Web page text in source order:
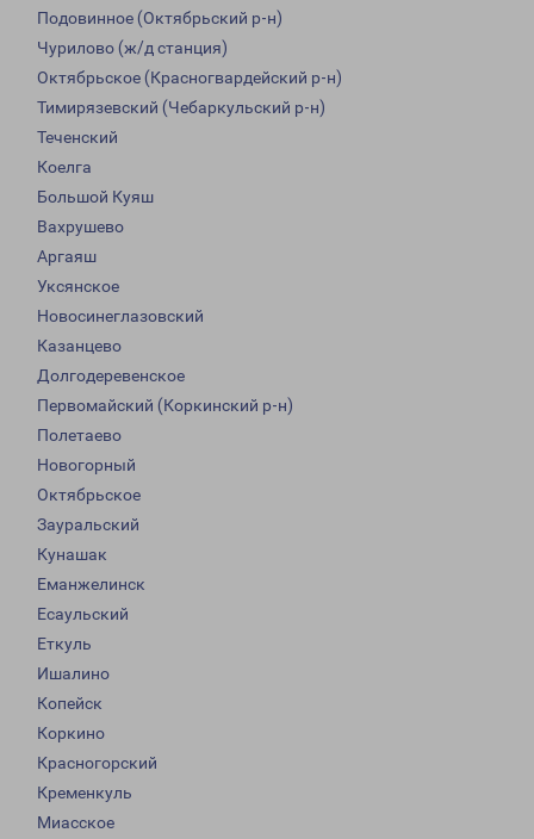
Подовинное (Октябрьский р-н)
Чурилово (ж/д станция)
Октябрьское (Красногвардейский р-н)
Тимирязевский (Чебаркульский р-н)
Теченский
Коелга
Большой Куяш
Вахрушево
Аргаяш
Уксянское
Новосинеглазовский
Казанцево
Долгодеревенское
Первомайский (Коркинский р-н)
Полетаево
Новогорный
Октябрьское
Зауральский
Кунашак
Еманжелинск
Есаульский
Еткуль
Ишалино
Копейск
Коркино
Красногорский
Кременкуль
Миасское